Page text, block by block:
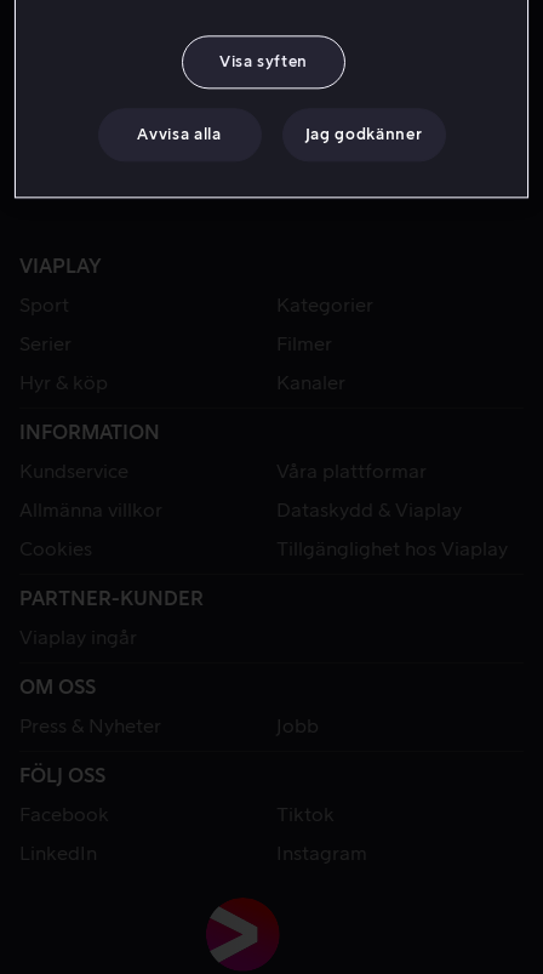
VIAPLAY
Sport
Kategorier
Serier
Filmer
Hyr & köp
Kanaler
INFORMATION
Kundservice
Våra plattformar
Allmänna villkor
Dataskydd & Viaplay
Cookies
Tillgänglighet hos Viaplay
PARTNER-KUNDER
Viaplay ingår
OM OSS
Press & Nyheter
Jobb
FÖLJ OSS
Facebook
Tiktok
LinkedIn
Instagram
Visa syften
Avvisa alla Jag godkänner